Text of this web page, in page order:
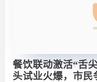
餐饮联动激活“舌
头试业火爆，市民